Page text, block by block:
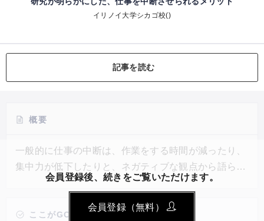
イリノイ大学シカゴ校()
記事を読む
概要
一般的に仕事の中断は、作業をする時間が減ったり、
集中力が低下したりと、ネガティブな観点から語られ
ることが多い。しかし、2021年にイリノイ大学シカ
断には社員がコミュニティに属していることを感じ、
ここがGOOD!
会員登録後、続きをご覧いただけます。
会員登録（無料）